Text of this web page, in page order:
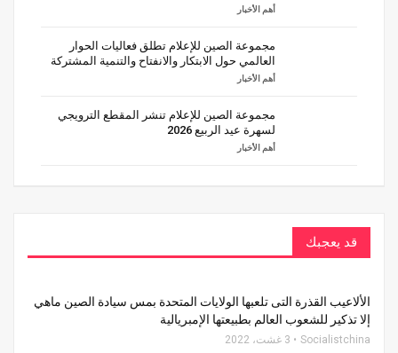
أهم الأخبار
مجموعة الصين للإعلام تطلق فعاليات الحوار
العالمي حول الابتكار والانفتاح والتنمية المشتركة
أهم الأخبار
مجموعة الصين للإعلام تنشر المقطع الترويجي
لسهرة عيد الربيع 2026
أهم الأخبار
قد يعجبك
الألاعيب القذرة التى تلعبها الولايات المتحدة بمس سيادة الصين ماهي
إلا تذكير للشعوب العالم بطبيعتها الإمبريالية
Socialistchina 3 غشت، 2022